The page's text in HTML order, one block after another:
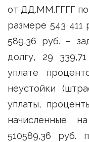
от ДД.ММ.ГГГГ
размере 543 411
589,36 руб. –
долгу, 29
уплате
неустойки
уплаты,
начисленные
510589,36 руб.